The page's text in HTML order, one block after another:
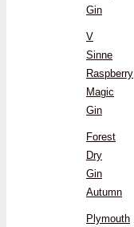
Gin
V
Sinne
Raspberry
Magic
Gin
Forest
Dry
Gin
Autumn
Plymouth